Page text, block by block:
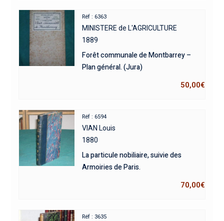
Réf : 6363
MINISTERE de L'AGRICULTURE
1889
Forêt communale de Montbarrey –
Plan général. (Jura)
50,00€
Réf : 6594
VIAN Louis
1880
La particule nobiliaire, suivie des
Armoiries de Paris.
70,00€
Réf : 3635